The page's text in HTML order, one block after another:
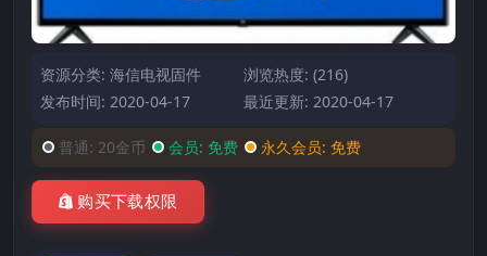
资源分类: 海信电视固件
浏览热度: (216)
发布时间: 2020-04-17
最近更新: 2020-04-17
普通: 20金币 会员: 免费 永久会员: 免费
购买下载权限